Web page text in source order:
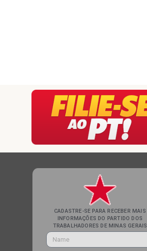
CADASTRE-SE PARA RECEBER MAIS
INFORMAÇÕES DO PARTIDO DOS
TRABALHADORES DE MINAS GERAIS